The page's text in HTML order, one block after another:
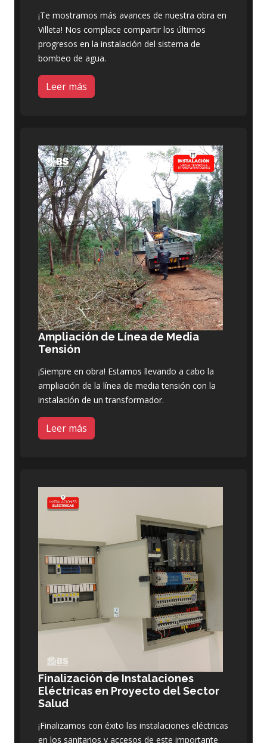
¡Te mostramos más avances de nuestra obra en
Villeta! Nos complace compartir los últimos
progresos en la instalación del sistema de
bombeo de agua.
Leer más
Ampliación de Línea de Media
Tensión
¡Siempre en obra! Estamos llevando a cabo la
ampliación de la línea de media tensión con la
instalación de un transformador.
Leer más
Finalización de Instalaciones
Eléctricas en Proyecto del Sector
Salud
¡Finalizamos con éxito las instalaciones eléctricas
en los sanitarios y accesos de este importante